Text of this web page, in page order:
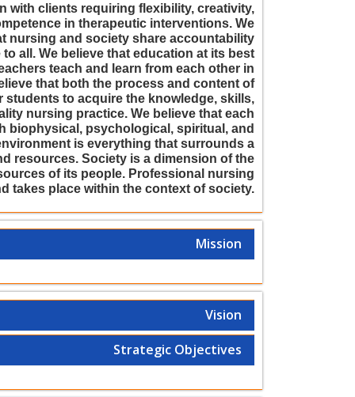
with clients requiring flexibility, creativity,
in therapeutic interventions. We
nursing and society share accountability
all. We believe that education at its best
teach and learn from each other in
that both the process and content of
to acquire the knowledge, skills,
nursing practice. We believe that each
biophysical, psychological, spiritual, and
is everything that surrounds a
resources. Society is a dimension of the
of its people. Professional nursing
takes place within the context of society.
Mission
Vision
Strategic Objectives